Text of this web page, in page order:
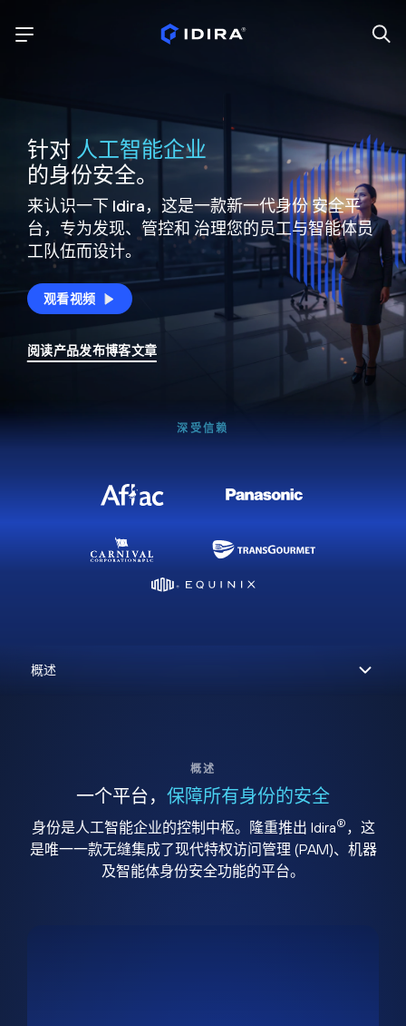
针对 人工智能企业
的身份安全。
来认识一下 Idira，这是一款新一代身份安全平
台，专为发现、管控和 治理您的员工与智能体员
工队伍而设计。
观看视频
阅读产品发布博客文章
深受信赖
概述
一个平台， 保障所有身份的安全
身份是人工智能企业的控制中枢。隆重推出 Idira® ，这
是唯一一款无缝集成了现代特权访问管理 (PAM)、机器
及智能体身份安全功能的平台。